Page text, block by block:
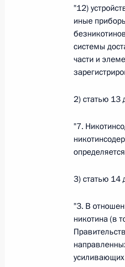
О внесении
26 июля 2026
26 июля 2026
О
Республики
"12)
иные
системы
части и
2) статью 13
"7.
3) статью 14
"3. В
никотина (в
усиливающих